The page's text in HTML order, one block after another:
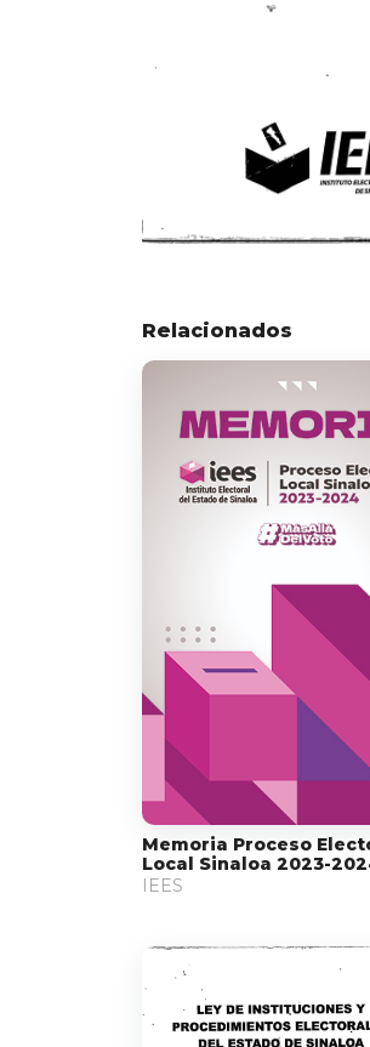
Relacionados
Memoria Proceso
Local Sinaloa 2023-
IEES